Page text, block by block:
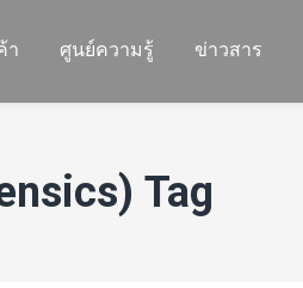
า ศูนย์ความรู้ ข่าวสาร
Tag